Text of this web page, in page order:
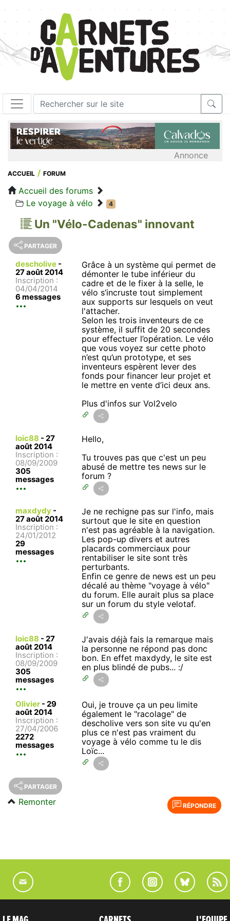
Annonce
ACCUEIL FORUM
Accueil des forums
Le voyage à vélo
4
Un "Vélo-Cadenas" innovant
PARTAGER
descholive -
27 août 2014
Inscription :
04/04/2014
6 messages
Grâce à un système qui permet de
démonter le tube inférieur du
cadre et de le fixer à la selle, le
vélo s’incruste tout simplement
aux supports sur lesquels on veut
l'attacher.
Selon les trois inventeurs de ce
système, il suffit de 20 secondes
pour effectuer l’opération. Le vélo
que vous voyez sur cette photo
n’est qu’un prototype, et ses
inventeurs espèrent lever des
fonds pour financer leur projet et
le mettre en vente d’ici deux ans.
Plus d'infos sur Vol2velo
loic88 - 27
août 2014
Inscription :
08/09/2009
305
messages
Hello,
Tu trouves pas que c'est un peu
abusé de mettre tes news sur le
forum ?
maxdydy -
27 août 2014
Inscription :
24/01/2012
29
messages
Je ne rechigne pas sur l'info, mais
surtout que le site en question
n'est pas agréable à la navigation.
Les pop-up divers et autres
placards commerciaux pour
rentabiliser le site sont très
perturbants.
Enfin ce genre de news est un peu
décalé au thème "voyage à vélo"
du forum. Elle aurait plus sa place
sur un forum du style velotaf.
loic88 - 27
août 2014
Inscription :
08/09/2009
305
messages
J'avais déjà fais la remarque mais
la personne ne répond pas donc
bon. En effet maxdydy, le site est
en plus blindé de pubs... :/
Olivier - 29
août 2014
Inscription :
27/04/2006
2272
messages
Oui, je trouve ça un peu limite
également le "racolage" de
descholive vers son site vu qu'en
plus ce n'est pas vraiment du
voyage à vélo comme tu le dis
Loïc...
PARTAGER
RÉPONDRE
Remonter